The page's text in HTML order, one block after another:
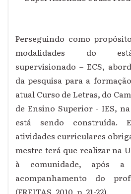
Perseguindo como
modalidades do
supervisionado – ECS,
da pesquisa para a
atual Curso de Letras, do
de Ensino Superior - IES,
está sendo construída.
atividades curriculares
mestre terá que realizar na
à comunidade, após
acompanhamento do
(FREITAS, 2010, p. 21-22).